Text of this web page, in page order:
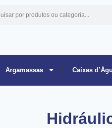
Argamassas Caixas